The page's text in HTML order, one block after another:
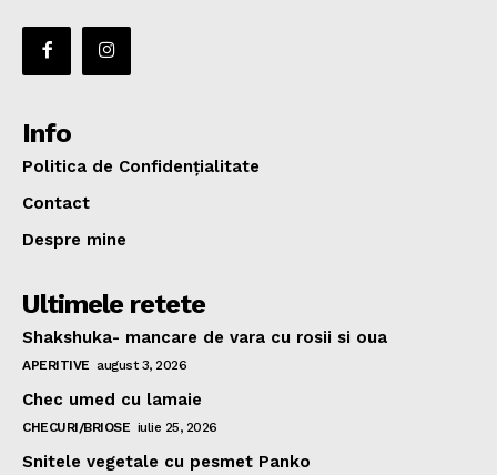
Info
Politica de Confidențialitate
Contact
Despre mine
Ultimele retete
Shakshuka- mancare de vara cu rosii si oua
APERITIVE august 3, 2026
Chec umed cu lamaie
CHECURI/BRIOSE iulie 25, 2026
Snitele vegetale cu pesmet Panko